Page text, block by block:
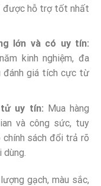
được hỗ trợ tốt nhất
lớn và có uy tín:
kinh nghiệm, đa
đánh giá tích cực từ
uy tín: Mua hàng
và công sức, tuy
sách đổi trả rõ
gạch, màu sắc,